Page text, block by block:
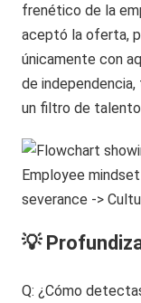
frenético de la
aceptó la oferta,
únicamente con
de
un filtro de
💡
Q: ¿Cómo